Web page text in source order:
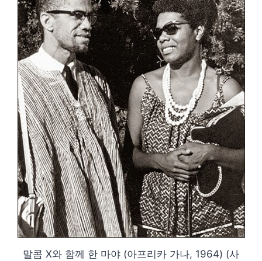
말콤 X와 함께 한 마야 (아프리카 가나, 1964) (사